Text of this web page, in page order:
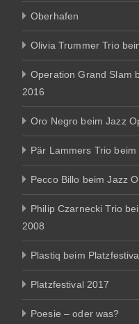
Oberhafen
Olivia Trummer Trio
Operation Grand Slam
2016
Oro Negro beim Jazz
Pär Lammers Trio
Pecco Billo beim Jazz
Philip Czarnecki Trio
2008
Plastiq beim
Platzfestival 2017
Poesie – oder was?